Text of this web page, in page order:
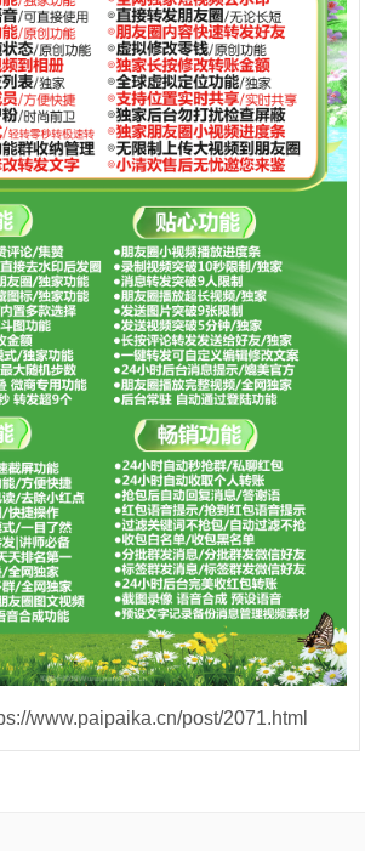
www.paipaika.cn/post/2071.html